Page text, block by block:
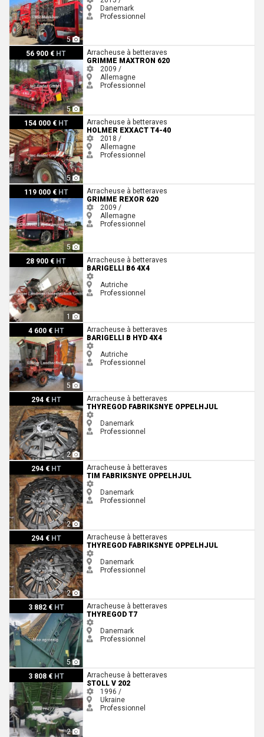
5
Danemark
Professionnel
56 900 € HT
5
Grimme MAXTRON 620
Arracheuse à betteraves
GRIMME MAXTRON 620
2009 /
Allemagne
Professionnel
154 000 € HT
5
Holmer exxact T4-40
Arracheuse à betteraves
HOLMER EXXACT T4-40
2018 /
Allemagne
Professionnel
119 000 € HT
5
Grimme Rexor 620
Arracheuse à betteraves
GRIMME REXOR 620
2009 /
Allemagne
Professionnel
28 900 € HT
1
Barigelli B6 4x4
Arracheuse à betteraves
BARIGELLI B6 4X4
Autriche
Professionnel
4 600 € HT
5
Barigelli B HYD 4x4
Arracheuse à betteraves
BARIGELLI B HYD 4X4
Autriche
Professionnel
294 € HT
2
Thyregod Fabriksnye oppelhjulArracheuse à betteraves
THYREGOD FABRIKSNYE OPPELHJUL
Danemark
Professionnel
294 € HT
2
Tim Fabriksnye oppelhjulArracheuse à betteraves
TIM FABRIKSNYE OPPELHJUL
Danemark
Professionnel
294 € HT
2
Thyregod Fabriksnye oppelhjulArracheuse à betteraves
THYREGOD FABRIKSNYE OPPELHJUL
Danemark
Professionnel
3 882 € HT
5
Thyregod T7
Arracheuse à betteraves
THYREGOD T7
Danemark
Professionnel
3 808 € HT
2
Stoll V 202
Arracheuse à betteraves
STOLL V 202
1996 /
Ukraine
Professionnel